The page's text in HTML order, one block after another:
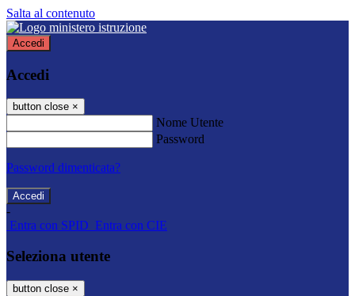
Salta al contenuto
Accedi
Accedi
button close ×
Nome Utente
Password
Password dimenticata?
-
Entra con SPID Entra con CIE
Seleziona utente
button close ×